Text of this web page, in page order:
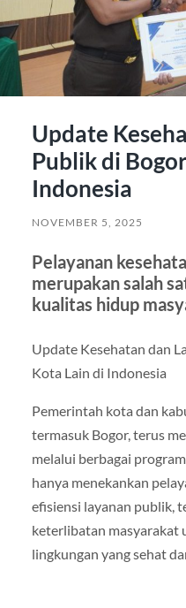
Update
Publik di
Indonesia
NOVEMBER 5, 2025
Pelayanan
merupakan salah
kualitas hidup
Update Kesehatan dan
Kota Lain di Indonesia
Pemerintah kota dan
termasuk Bogor, terus
melalui berbagai
hanya menekankan
efisiensi layanan publik,
keterlibatan masyarakat
lingkungan yang sehat